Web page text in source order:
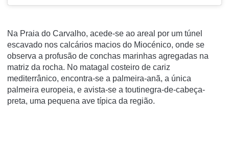
Na Praia do Carvalho, acede-se ao areal por um túnel
escavado nos calcários macios do Miocénico, onde se
observa a profusão de conchas marinhas agregadas na
matriz da rocha. No matagal costeiro de cariz
mediterrânico, encontra-se a palmeira-anã, a única
palmeira europeia, e avista-se a toutinegra-de-cabeça-
preta, uma pequena ave típica da região.